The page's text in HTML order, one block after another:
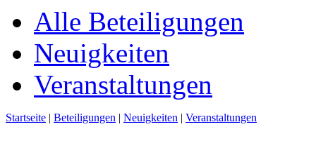
Alle Beteiligungen
Neuigkeiten
Veranstaltungen
Startseite | Beteiligungen | Neuigkeiten | Veranstaltungen